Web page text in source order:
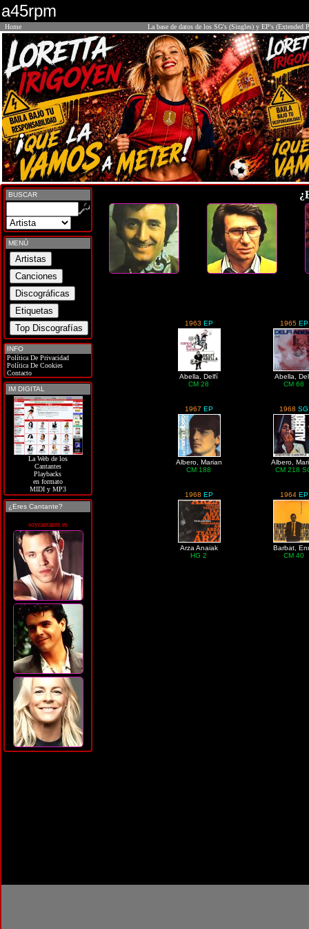
a45rpm
Home La base de datos de los SG's (Singles) y EP's (Extended
BUSCAR
MENÚ
INFO
Política De Privacidad
Política De Cookies
Contacto
IM DIGITAL
La Web de los
Cantantes
Playbacks
en formato
MIDI y MP3
¿Eres Cantante?
soycantante.es
1963 EP
Abella, Delfí
CM 28
1965 EP
Abella,
CM 68
1967 EP
Albero, Marian
CM 188
1968SG
Albero,
CM 218
1968 EP
Arza Anaiak
HG 2
1964 EP
Barbat,
CM 40